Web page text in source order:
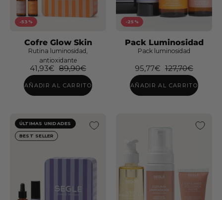
-53%
Cofre Glow Skin
Rutina luminosidad,
antioxidante
41,93€ 89,90€
AÑADIR AL CARRITO
-25%
Pack Luminosidad
Pack luminosidad
95,77€ 127,70€
AÑADIR AL CARRITO
ÚLTIMAS UNIDADES
BEST SELLER